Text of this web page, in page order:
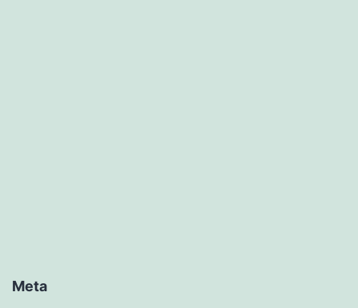
Meta